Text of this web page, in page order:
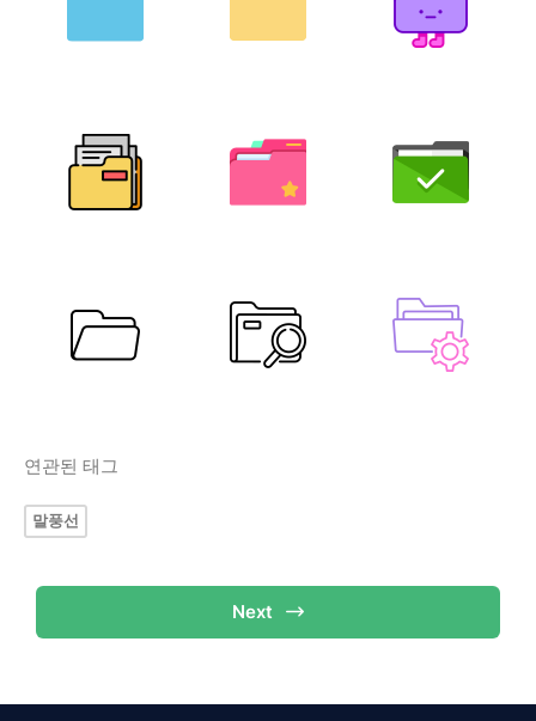
연관된 태그
말풍선
Next